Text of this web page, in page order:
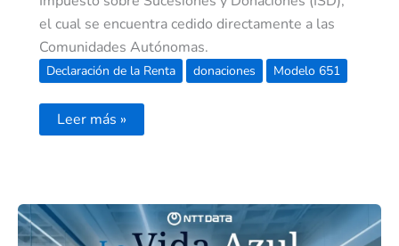
el cual se encuentra cedido directamente a las
Comunidades Autónomas.
Declaración de la Renta donaciones Modelo 651
Leer más »
Una
nueva
etapa